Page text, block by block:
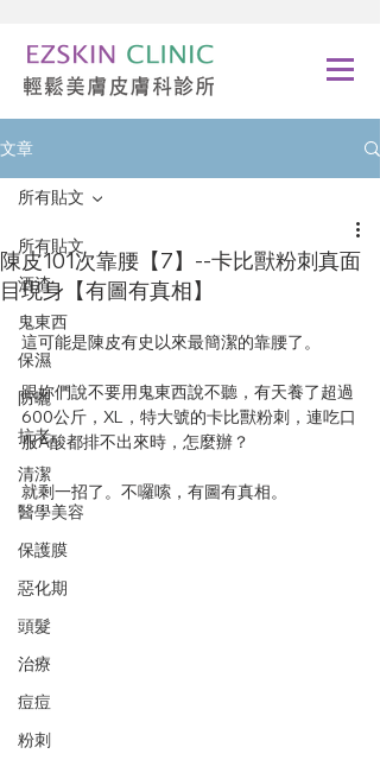
文章
所有貼文
酒渣
鬼東西
保濕
防曬
抗老
清潔
醫學美容
保護膜
惡化期
頭髮
治療
痘痘
粉刺
所有貼文
陳皮101次靠腰【7】--卡比獸粉刺真面
目現身【有圖有真相】
這可能是陳皮有史以來最簡潔的靠腰了。
跟妳們說不要用鬼東西說不聽，有天養了超過
600公斤，XL，特大號的卡比獸粉刺，連吃口
服A酸都排不出來時，怎麼辦？
就剩一招了。不囉嗦，有圖有真相。